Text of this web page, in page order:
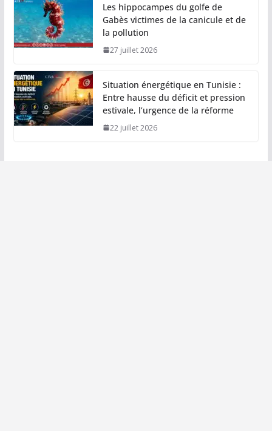
Les hippocampes du golfe de
Gabès victimes de la canicule et de
la pollution
27 juillet 2026
Situation énergétique en Tunisie :
Entre hausse du déficit et pression
estivale, l’urgence de la réforme
22 juillet 2026